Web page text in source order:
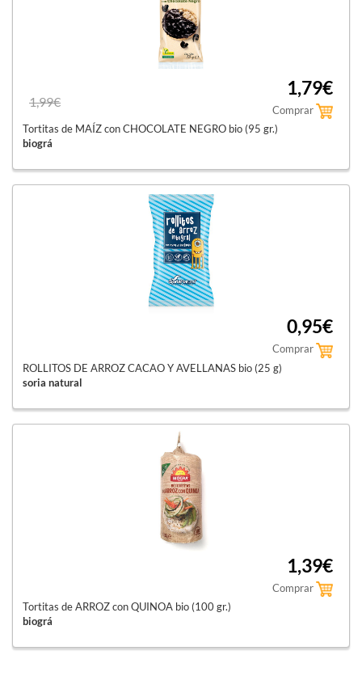
1,99€
1,79€
Comprar
Tortitas de MAÍZ con CHOCOLATE NEGRO bio (95 gr.)
biográ
0,95€
Comprar
ROLLITOS DE ARROZ CACAO Y AVELLANAS bio (25 g)
soria natural
1,39€
Comprar
Tortitas de ARROZ con QUINOA bio (100 gr.)
biográ